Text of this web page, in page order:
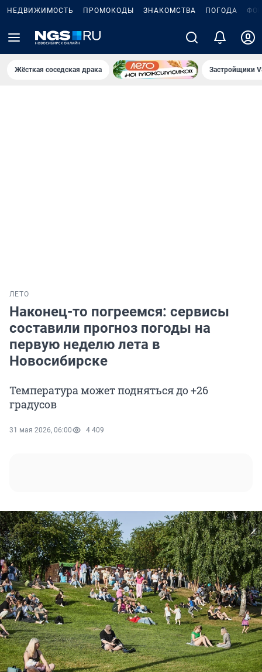
НЕДВИЖИМОСТЬ ПРОМОКОДЫ ЗНАКОМСТВА ПОГОДА
Жёсткая соседская драка Застройщики
ЛЕТО
Наконец-то погреемся: сервисы
составили прогноз погоды на
первую неделю лета в
Новосибирске
Температура может подняться до +26
градусов
31 мая 2026, 06:00 4 409